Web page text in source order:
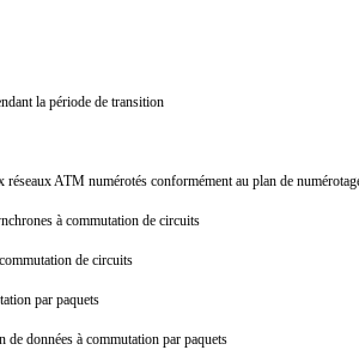
la période de transition
ATM numérotés conformément au plan de
à commutation de circuits
de circuits
par paquets
données à commutation par paquets